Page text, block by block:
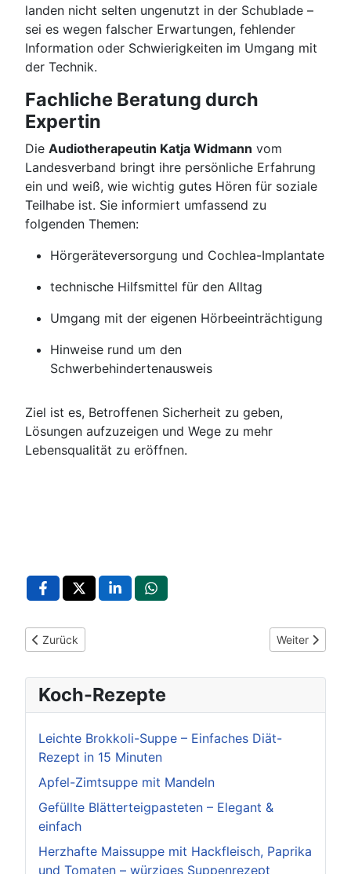
landen nicht selten ungenutzt in der Schublade –
sei es wegen falscher Erwartungen, fehlender
Information oder Schwierigkeiten im Umgang mit
der Technik.
Fachliche Beratung durch
Expertin
Die Audiotherapeutin Katja Widmann vom
Landesverband bringt ihre persönliche Erfahrung
ein und weiß, wie wichtig gutes Hören für soziale
Teilhabe ist. Sie informiert umfassend zu
folgenden Themen:
Hörgeräteversorgung und Cochlea-Implantate
technische Hilfsmittel für den Alltag
Umgang mit der eigenen Hörbeeinträchtigung
Hinweise rund um den
Schwerbehindertenausweis
Ziel ist es, Betroffenen Sicherheit zu geben,
Lösungen aufzuzeigen und Wege zu mehr
Lebensqualität zu eröffnen.
Vorheriger Beitrag: Nähworkshops für Kinder und
Zurück Nächster
Weiter
Koch-Rezepte
Leichte Brokkoli-Suppe – Einfaches Diät-
Rezept in 15 Minuten
Apfel-Zimtsuppe mit Mandeln
Gefüllte Blätterteigpasteten – Elegant &
einfach
Herzhafte Maissuppe mit Hackfleisch, Paprika
und Tomaten – würziges Suppenrezept